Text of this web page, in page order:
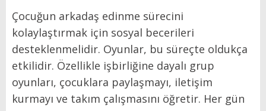
Çocuğun arkadaş edinme sürecini
kolaylaştırmak için sosyal becerileri
desteklenmelidir. Oyunlar, bu süreçte oldukça
etkilidir. Özellikle işbirliğine dayalı grup
oyunları, çocuklara paylaşmayı, iletişim
kurmayı ve takım çalışmasını öğretir. Her gün